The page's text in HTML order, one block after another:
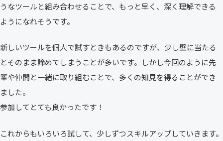
うなツールと組み合わせることで、もっと早く、深く理解できる
ようになれそうです。
新しいツールを個人で試すときもあるのですが、少し壁に当たる
とそのまま諦めてしまうことが多いです。しかし今回のように先
輩や仲間と一緒に取り組むことで、多くの知見を得ることができ
ました。
参加してとても良かったです！
これからもいろいろ試して、少しずつスキルアップしていきます。